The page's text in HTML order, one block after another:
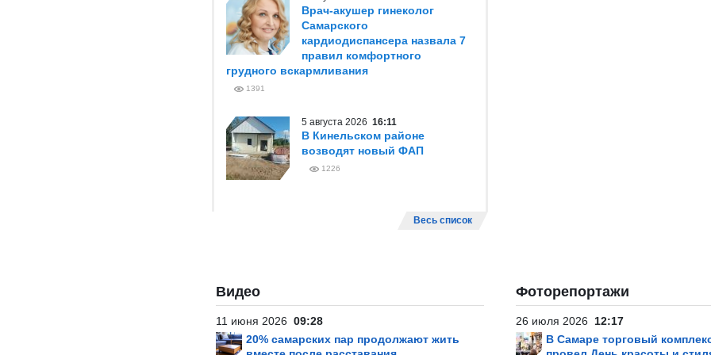
Врач-акушер гинеколог
Самарского
кардиодиспансера назвала 7
правил комфортного
грудного вскармливания
1391
5 августа 2026 16:11
В Кинельском районе
возводят новый ФАП
1226
Весь список
Видео
11 июня 2026 09:28
20% самарских пар продолжают жить
Фоторепортажи
26 июля 2026 12:17
В Самаре торговый